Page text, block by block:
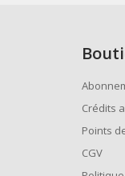
Crédits
Points
CGV